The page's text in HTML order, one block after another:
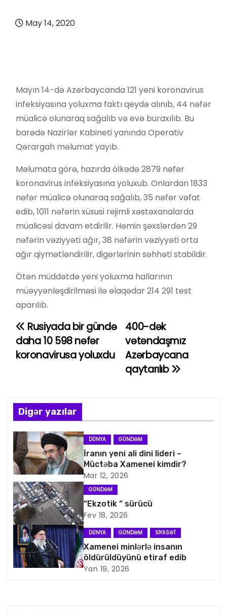
May 14, 2020
Mayın 14-də Azərbaycanda 121 yeni koronavirus
infeksiyasına yoluxma faktı qeydə alınıb, 44 nəfər
müalicə olunaraq sağalıb və evə buraxılıb. Bu
barədə Nazirlər Kabineti yanında Operativ
Qərargah məlumat yayıb.
Məlumata görə, hazırda ölkədə 2879 nəfər
koronavirus infeksiyasına yoluxub. Onlardan 1833
nəfər müalicə olunaraq sağalıb, 35 nəfər vəfat
edib, 1011 nəfərin xüsusi rejimli xəstəxanalarda
müalicəsi davam etdirilir. Həmin şəxslərdən 29
nəfərin vəziyyəti ağır, 38 nəfərin vəziyyəti orta
ağır qiymətləndirilir, digərlərinin səhhəti stabildir.
Ötən müddətdə yeni yoluxma hallarının
müəyyənləşdirilməsi ilə əlaqədar 214 291 test
aparılıb.
Y
a
n
a
v
i
q
a
s
i
400-dək
vətəndaşmız
Azərbaycana
qaytarılıb
Rusiyada bir gündə
daha 10 598 nəfər
koronavirusa yoluxdu
Digər yazılar
DÜNYA GÜNDƏM
İranın yeni ali dini lideri –
Müctəba Xamenei kimdir?
Mar 12, 2026
GÜNDƏM
“Ekzotik “ sürücü
Fev 18, 2026
DÜNYA GÜNDƏM SIYASƏT
Xamenei minlərlə insanın
öldürüldüyünü etiraf edib
Yan 19, 2026